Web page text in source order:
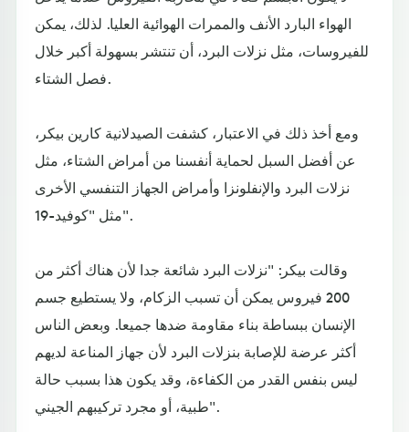
الهواء البارد الأنف والممرات الهوائية العليا. لذلك، يمكن
للفيروسات، مثل نزلات البرد، أن تنتشر بسهولة أكبر خلال
فصل الشتاء.
ومع أخذ ذلك في الاعتبار، كشفت الصيدلانية كارين بيكر،
عن أفضل السبل لحماية أنفسنا من أمراض الشتاء، مثل
نزلات البرد والإنفلونزا وأمراض الجهاز التنفسي الأخرى
مثل "كوفيد-19".
وقالت بيكر: "نزلات البرد شائعة جدا لأن هناك أكثر من
200 فيروس يمكن أن تسبب الزكام، ولا يستطيع جسم
الإنسان ببساطة بناء مقاومة ضدها جميعا. وبعض الناس
أكثر عرضة للإصابة بنزلات البرد لأن جهاز المناعة لديهم
ليس بنفس القدر من الكفاءة، وقد يكون هذا بسبب حالة
طبية، أو مجرد تركيبهم الجيني".